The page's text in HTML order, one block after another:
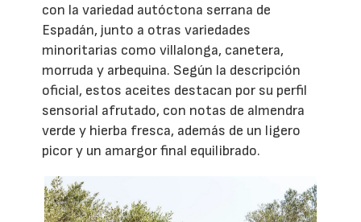
con la variedad autóctona serrana de
Espadán, junto a otras variedades
minoritarias como villalonga, canetera,
morruda y arbequina. Según la descripción
oficial, estos aceites destacan por su perfil
sensorial afrutado, con notas de almendra
verde y hierba fresca, además de un ligero
picor y un amargor final equilibrado.